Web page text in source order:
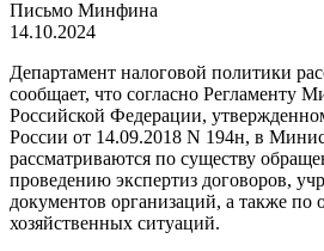
Письмо Минфина
14.10.2024
Департамент налоговой политики
сообщает, что согласно Регламенту
Российской Федерации,
России от 14.09.2018 N 194н, в
рассматриваются по существу
проведению экспертиз договоров,
документов организаций, а также по
хозяйственных ситуаций.